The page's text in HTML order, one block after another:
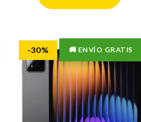
🚚 ENVÍO GRATIS
-30%